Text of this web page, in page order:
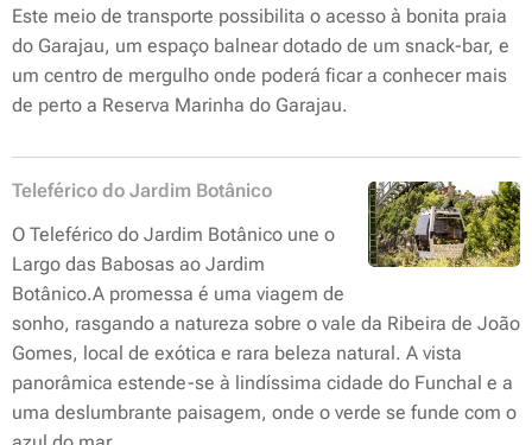
Este meio de transporte possibilita o acesso à bonita praia
do Garajau, um espaço balnear dotado de um snack-bar, e
um centro de mergulho onde poderá ficar a conhecer mais
de perto a Reserva Marinha do Garajau.
Teleférico do Jardim Botânico
O Teleférico do Jardim Botânico une o
Largo das Babosas ao Jardim
Botânico.A promessa é uma viagem de
sonho, rasgando a natureza sobre o vale da Ribeira de João
Gomes, local de exótica e rara beleza natural. A vista
panorâmica estende-se à lindíssima cidade do Funchal e a
uma deslumbrante paisagem, onde o verde se funde com o